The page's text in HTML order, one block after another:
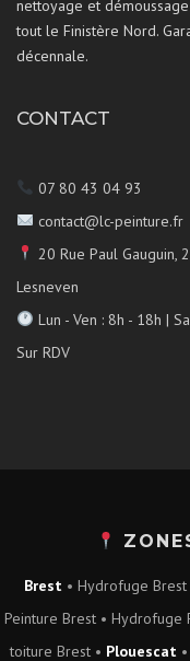
nettoyage et
tout le Finistère Nord.
décennale.
CONTACT
07 80 43 04 93
contact@lc-peinture.fr
20 Rue Paul Gauguin,
Lesneven
Lun - Ven : 8h - 18h |
Sur RDV
Brest • Hydrofuge Brest
Peinture Brest • Hydrofuge
toiture Brest • Plouescat •